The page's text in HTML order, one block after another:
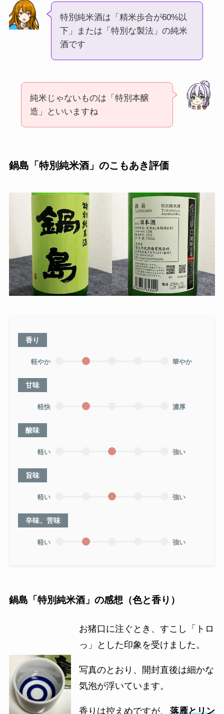
特別純米酒は「精米歩合が60%以
下」または「特別な製法」の純米
酒です
純米じゃないものは「特別本醸
造」といいますね
鍋島「特別純米酒」のこもあき評価
香り
軽やか 華やか
甘味
軽快 濃厚
酸味
軽い 強い
旨味
軽い 強い
辛味、苦味
軽い 強い
鍋島「特別純米酒」の感想（色と香り）
お猪口に注ぐとき、すこし「トロ
っ」とした印象を受けました。
写真のとおり、開封直後は細かな
気泡が浮いています。
香りは控えめですが、 落雁とリン